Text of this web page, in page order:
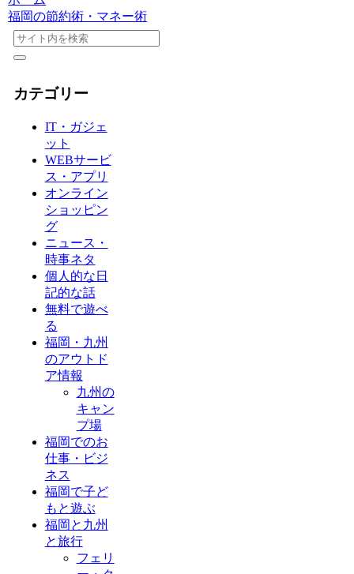
福岡の節約術・マネー術
カテゴリー
IT・ガジェ
ット
WEBサービ
ス・アプリ
オンライン
ショッピン
グ
ニュース・
時事ネタ
個人的な日
記的な話
無料で遊べ
る
福岡・九州
のアウトド
ア情報
九州の
キャン
プ場
福岡でのお
仕事・ビジ
ネス
福岡で子ど
もと遊ぶ
福岡と九州
と旅行
フェリ